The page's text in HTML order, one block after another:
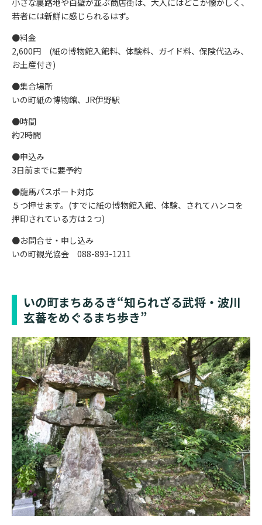
若者には新鮮に感じられるはず。
●料金
2,600円 (紙の博物館入館料、体験料、ガイド料、保険代込み、
お土産付き)
●集合場所
いの町紙の博物館、JR伊野駅
●時間
約2時間
●申込み
3日前までに要予約
●龍馬パスポート対応
５つ押せます。(すでに紙の博物館入館、体験、されてハンコを
押印されている方は２つ)
●お問合せ・申し込み
いの町観光協会 088-893-1211
いの町まちあるき“知られざる武将・波川
玄蕃をめぐるまち歩き”